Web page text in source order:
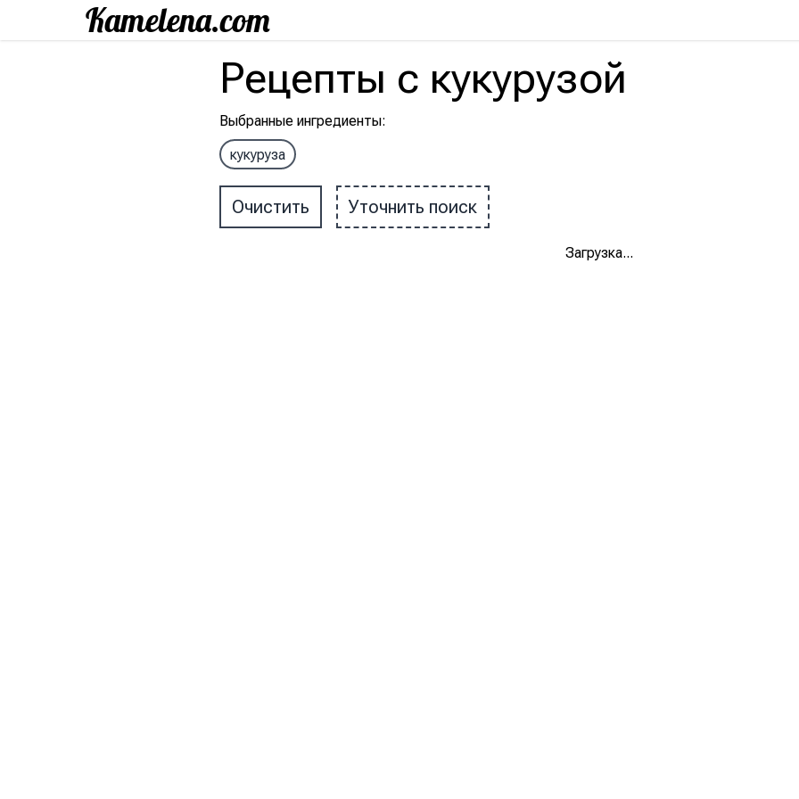
Рецепты с кукурузой
Выбранные ингредиенты:
кукуруза
Очистить Уточнить поиск
Загрузка...